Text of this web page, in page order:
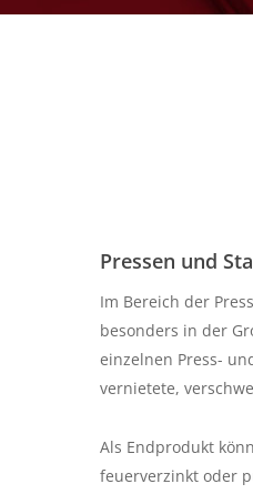
Pressen und
Im Bereich der
besonders in der
einzelnen Press-
vernietete,
Als Endprodukt
feuerverzinkt oder